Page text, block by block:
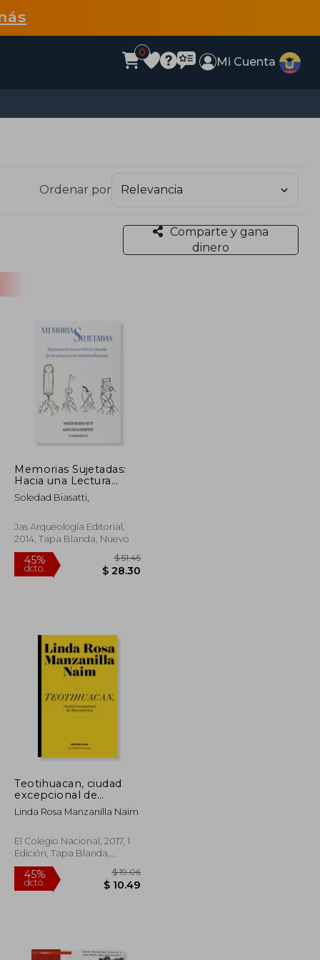
0
Mi Cuenta
Ordenar por
Comparte y gana
dinero
$ 10.49
Memorias Sujetadas:
Hacia una Lectura
Crítica y Situada de los
Procesos de
Soledad Biasatti,
Jas Arqueología Editorial,
2014, Tapa Blanda, Nuevo
Teotihuacan, ciudad
excepcional de
Mesoamérica
Linda Rosa Manzanilla Naim
El Colegio Nacional, 2017, 1
Edición, Tapa Blanda,
Nuevo